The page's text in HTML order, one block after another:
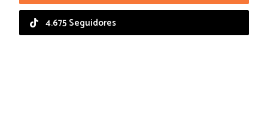
4.675 Seguidores